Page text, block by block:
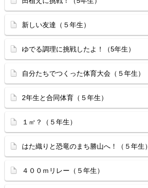
新しい友達（５年生）
ゆでる調理に挑戦したよ！（5年生）
自分たちでつくった体育大会（５年生）
2年生と合同体育（５年生）
１㎥？（５年生）
はた織りと恐竜のまち勝山へ！（５年生）
４００ｍリレー（５年生）